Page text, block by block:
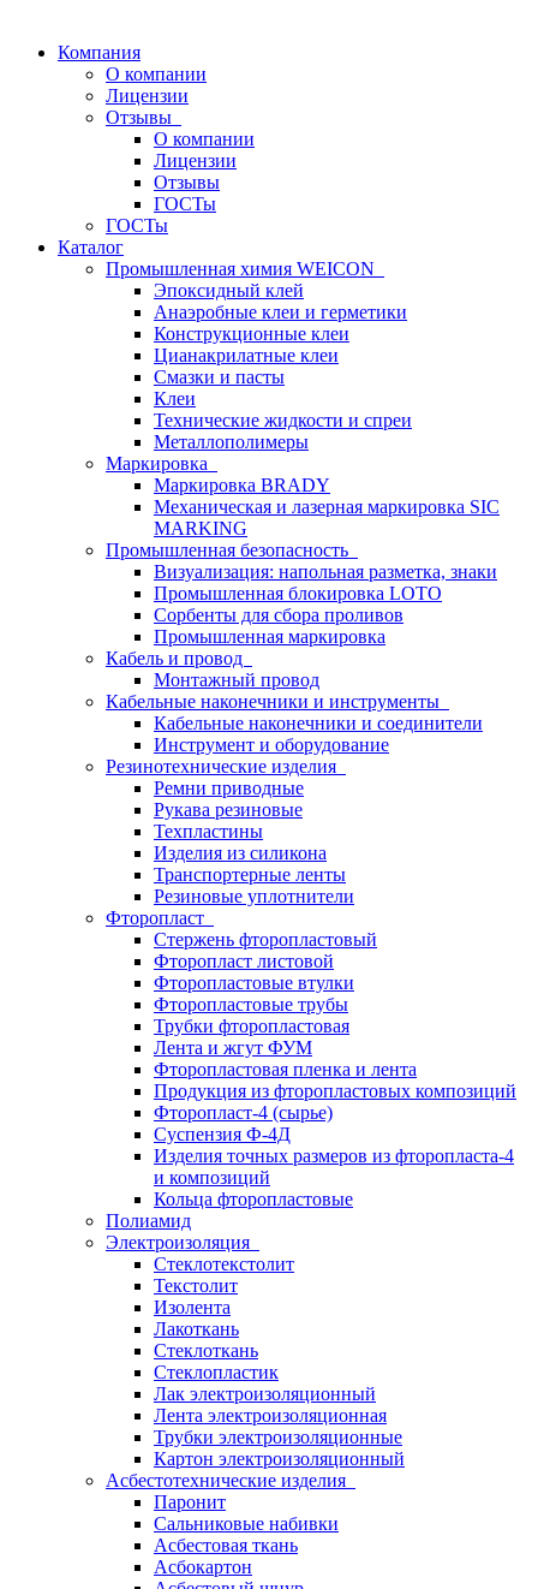
Компания
О компании
Лицензии
Отзывы
О компании
Лицензии
Отзывы
ГОСТы
ГОСТы
Каталог
Промышленная химия WEICON
Эпоксидный клей
Анаэробные клеи и герметики
Конструкционные клеи
Цианакрилатные клеи
Смазки и пасты
Клеи
Технические жидкости и спреи
Металлополимеры
Маркировка
Маркировка BRADY
Механическая и лазерная маркировка SIC
MARKING
Промышленная безопасность
Визуализация: напольная разметка, знаки
Промышленная блокировка LOTO
Сорбенты для сбора проливов
Промышленная маркировка
Кабель и провод
Монтажный провод
Кабельные наконечники и инструменты
Кабельные наконечники и соединители
Инструмент и оборудование
Резинотехнические изделия
Ремни приводные
Рукава резиновые
Техпластины
Изделия из силикона
Транспортерные ленты
Резиновые уплотнители
Фторопласт
Стержень фторопластовый
Фторопласт листовой
Фторопластовые втулки
Фторопластовые трубы
Трубки фторопластовая
Лента и жгут ФУМ
Фторопластовая пленка и лента
Продукция из фторопластовых композиций
Фторопласт-4 (сырье)
Суспензия Ф-4Д
Изделия точных размеров из фторопласта-4
и композиций
Кольца фторопластовые
Полиамид
Электроизоляция
Стеклотекстолит
Текстолит
Изолента
Лакоткань
Стеклоткань
Стеклопластик
Лак электроизоляционный
Лента электроизоляционная
Трубки электроизоляционные
Картон электроизоляционный
Асбестотехнические изделия
Паронит
Сальниковые набивки
Асбестовая ткань
Асбокартон